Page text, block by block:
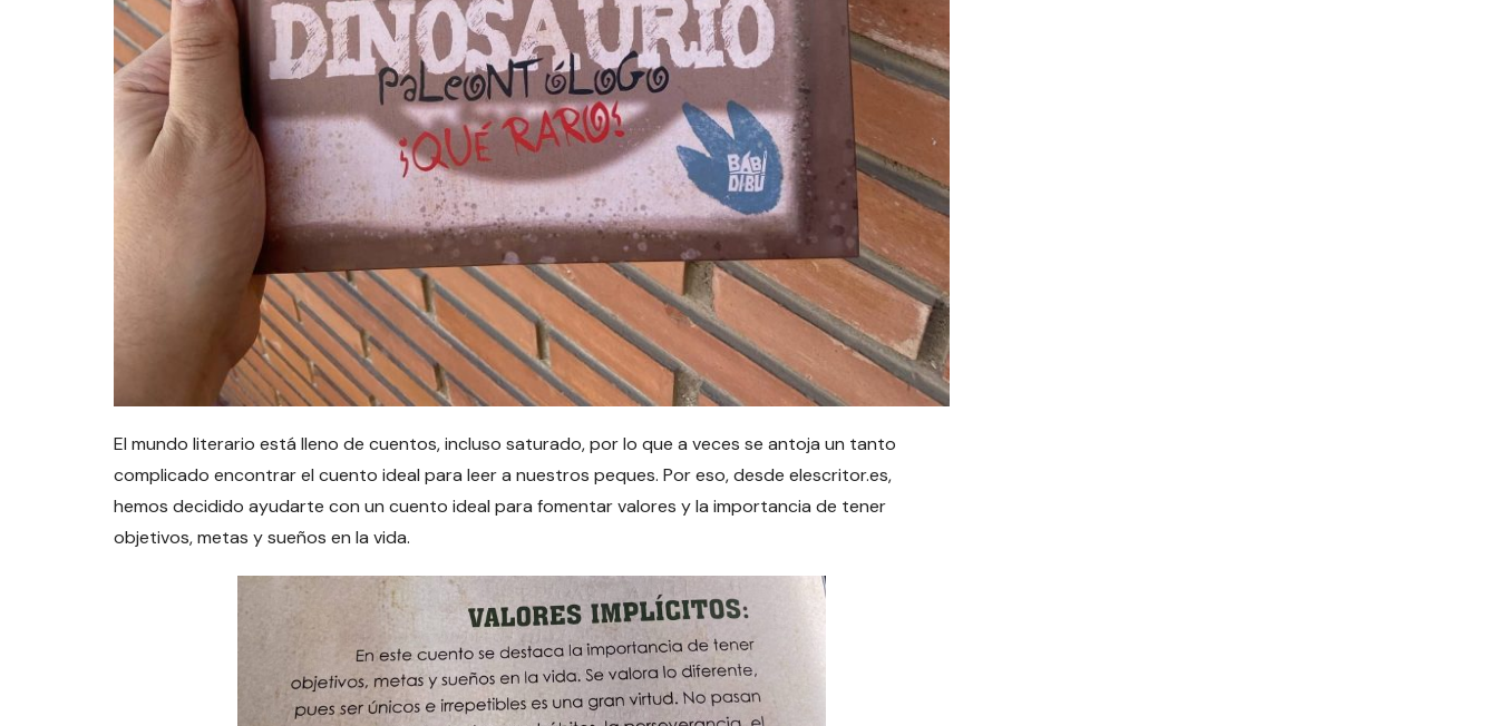
El mundo literario está lleno de cuentos, incluso saturado, por lo que a veces se antoja un tanto
complicado encontrar el cuento ideal para leer a nuestros peques. Por eso, desde elescritor.es,
hemos decidido ayudarte con un cuento ideal para fomentar valores y la importancia de tener
objetivos, metas y sueños en la vida.